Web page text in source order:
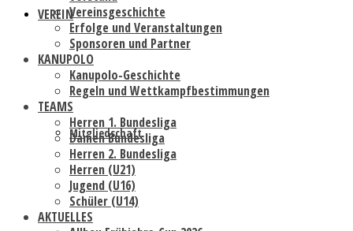
VEREIN
Mitgliedschaft
Vereinsgeschichte
Erfolge und Veranstaltungen
Sponsoren und Partner
KANUPOLO
Kanupolo-Geschichte
Regeln und Wettkampfbestimmungen
TEAMS
Herren 1. Bundesliga
Damen Bundesliga
Herren 2. Bundesliga
Herren (U21)
Jugend (U16)
Schüler (U14)
AKTUELLES